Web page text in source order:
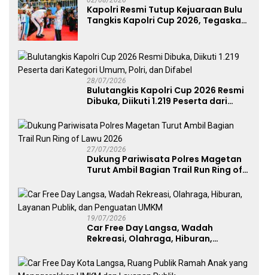
Kapolri Resmi Tutup Kejuaraan Bulu
Tangkis Kapolri Cup 2026, Tegaskan
28/07/2026
Bulutangkis Kapolri Cup 2026 Resmi
Dibuka, Diikuti 1.219 Peserta dari
27/07/2026
Dukung Pariwisata Polres Magetan
Turut Ambil Bagian Trail Run Ring of
19/07/2026
Car Free Day Langsa, Wadah
Rekreasi, Olahraga, Hiburan,
UMKM